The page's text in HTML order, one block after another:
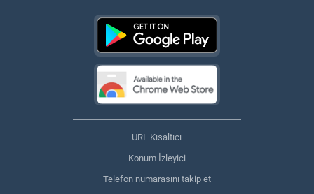
URL Kısaltıcı
Konum İzleyici
Telefon numarasını takip et